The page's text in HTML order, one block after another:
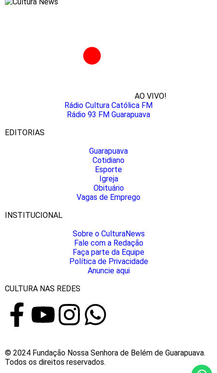
AO VIVO!
Rádio Cultura Católica FM
Rádio 93 FM Guarapuava
EDITORIAS
Guarapuava
Cotidiano
Esporte
Igreja
Obituário
Vagas de Emprego
INSTITUCIONAL
Sobre o CulturaNews
Fale com a Redação
Faça parte da Equipe
Política de Privacidade
Anuncie aqui
CULTURA NAS REDES
© 2024 Fundação Nossa Senhora de Belém de Guarapuava.
Todos os direitos reservados.